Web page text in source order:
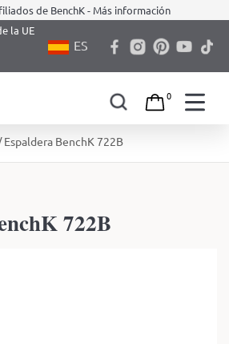
de BenchK - Más información
la UE
ES
0
Espaldera BenchK 722B
722B